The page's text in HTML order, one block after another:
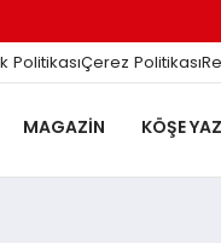
PolitikasıÇerez Politikası
MAGAZIN KÖŞE